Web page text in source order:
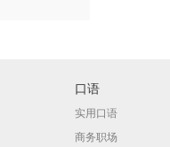
口语
实用口语
商务职场